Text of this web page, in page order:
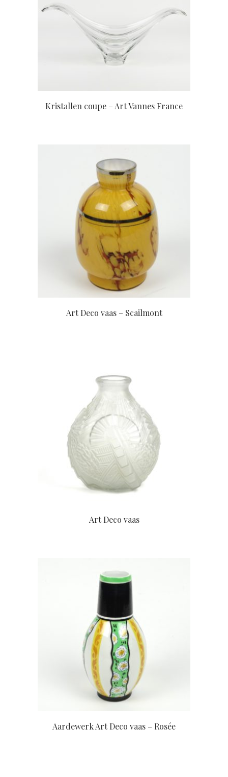
Kristallen coupe – Art Vannes France
Art Deco vaas – Scailmont
Art Deco vaas
Aardewerk Art Deco vaas – Rosée